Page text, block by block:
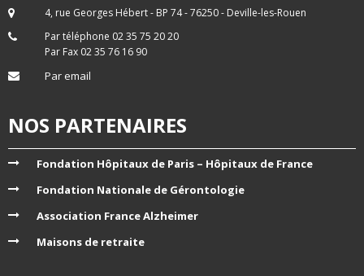
4, rue Georges Hébert - BP 74 - 76250 - Deville-les-Rouen
Par téléphone 02 35 75 20 20
Par Fax 02 35 76 16 90
Par email
NOS PARTENAIRES
Fondation Hôpitaux de Paris – Hôpitaux de France
Fondation Nationale de Gérontologie
Association France Alzheimer
Maisons de retraite